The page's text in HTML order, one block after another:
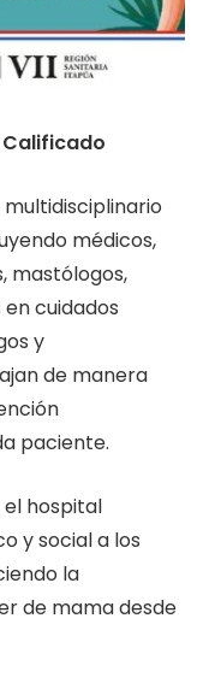
Calificado
médicos,
mastólogos,
cuidados
y
de manera
paciente.
el hospital
y social a los
la
de mama desde